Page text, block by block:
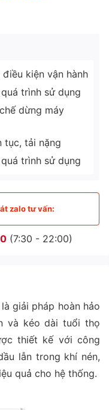
kiện vận hành
trình sử dụng
dừng máy
tục, tải nặng
trình sử dụng
zalo tư vấn:
(7:30 - 22:00)
giải pháp hoàn hảo
và kéo dài tuổi thọ
thiết kế với công
lẫn trong khí nén,
quả cho hệ thống.